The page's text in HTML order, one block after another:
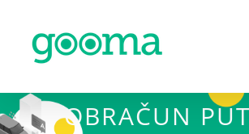
content
OBRAČUN